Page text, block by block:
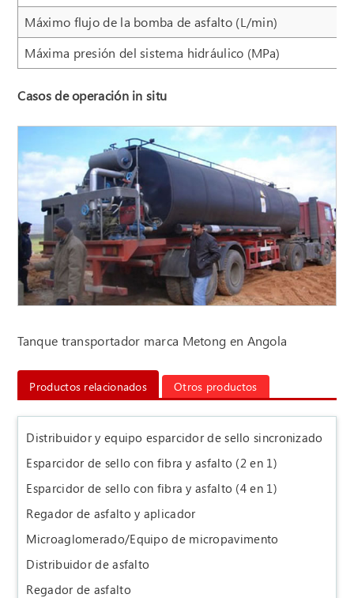
Máximo flujo de la bomba de asfalto (L/min)
Máxima presión del sistema hidráulico (MPa)
Casos de operación in situ
Tanque transportador marca Metong en Angola
Productos relacionados Otros productos
Distribuidor y equipo esparcidor de sello sincronizado
Esparcidor de sello con fibra y asfalto (2 en 1)
Esparcidor de sello con fibra y asfalto (4 en 1)
Regador de asfalto y aplicador
Microaglomerado/Equipo de micropavimento
Distribuidor de asfalto
Regador de asfalto